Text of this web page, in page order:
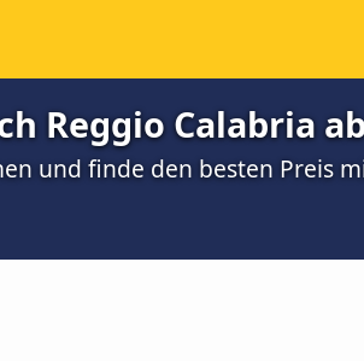
Reggio Calabria
und finde den besten Preis